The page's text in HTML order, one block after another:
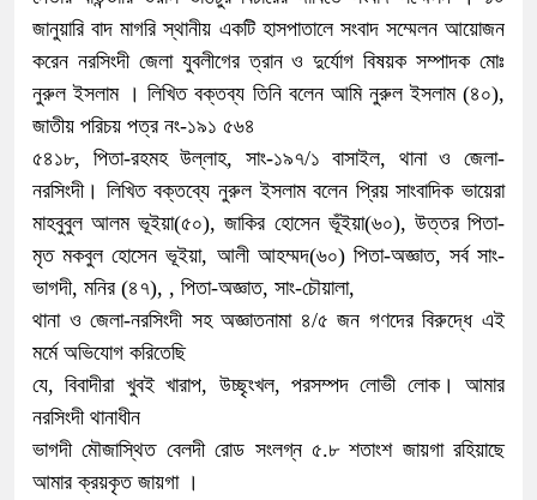
জানুয়ারি বাদ মাগরি স্থানীয় একটি হাসপাতালে সংবাদ সম্মেলন আয়োজন
করেন নরসিংদী জেলা যুবলীগের ত্রান ও দুর্যোগ বিষয়ক সম্পাদক মোঃ
নুরুল ইসলাম । লিখিত বক্তব্য তিনি বলেন আমি নুরুল ইসলাম (৪০),
জাতীয় পরিচয় পত্র নং-১৯১ ৫৬৪
৫৪১৮, পিতা-রহমহ উল্লাহ, সাং-১৯৭/১ বাসাইল, থানা ও জেলা-
নরসিংদী। লিখিত বক্তব্যে নুরুল ইসলাম বলেন প্রিয় সাংবাদিক ভায়েরা
মাহবুবুল আলম ভূইয়া(৫০), জাকির হোসেন ভূঁইয়া(৬০), উত্তর পিতা-
মৃত মকবুল হোসেন ভূইয়া, আলী আহম্মদ(৬০) পিতা-অজ্ঞাত, সর্ব সাং-
ভাগদী, মনির (৪৭), , পিতা-অজ্ঞাত, সাং-চৌয়ালা,
থানা ও জেলা-নরসিংদী সহ অজ্ঞাতনামা ৪/৫ জন গণদের বিরুদ্ধে এই
মর্মে অভিযোগ করিতেছি
যে, বিবাদীরা খুবই খারাপ, উচ্ছৃংখল, পরসম্পদ লোভী লোক। আমার
নরসিংদী থানাধীন
ভাগদী মৌজাস্থিত বেলদী রোড সংলগ্ন ৫.৮ শতাংশ জায়গা রহিয়াছে
আমার ক্রয়কৃত জায়গা ।